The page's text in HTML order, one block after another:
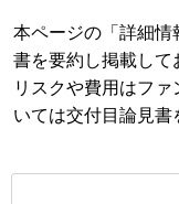
本ページの「詳細情
書を要約し掲載して
リスクや費用はフ
いては交付目論見書